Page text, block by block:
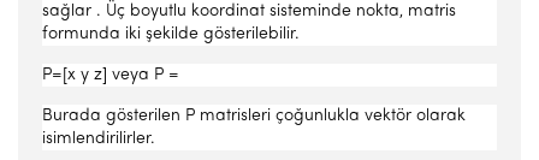
sağlar . Üç boyutlu koordinat sisteminde nokta, matris
formunda iki şekilde gösterilebilir.
P=[x y z] veya P =
Burada gösterilen P matrisleri çoğunlukla vektör olarak
isimlendirilirler.